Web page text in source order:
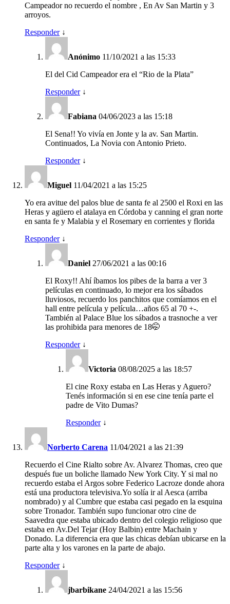
Campeador no recuerdo el nombre , En Av San Martin y 3
arroyos.
Responder ↓
Anónimo 11/10/2021 a las 15:33
El del Cid Campeador era el “Rio de la Plata”
Responder ↓
Fabiana 04/06/2023 a las 15:18
El Sena!! Yo vivía en Jonte y la av. San Martin.
Continuados, La Novia con Antonio Prieto.
Responder ↓
Miguel 11/04/2021 a las 15:25
Yo era avitue del palos blue de santa fe al 2500 el Roxi en las
Heras y agüero el atalaya en Córdoba y canning el gran norte
en santa fe y Malabia y el Rosemary en corrientes y florida
Responder ↓
Daniel 27/06/2021 a las 00:16
El Roxy!! Ahí íbamos los pibes de la barra a ver 3
películas en continuado, lo mejor era los sábados
lluviosos, recuerdo los panchitos que comíamos en el
hall entre película y película…años 65 al 70 +-.
También al Palace Blue los sábados a trasnoche a ver
las prohibida para menores de 18🤭
Responder ↓
Victoria 08/08/2025 a las 18:57
El cine Roxy estaba en Las Heras y Aguero?
Tenés información si en ese cine tenía parte el
padre de Vito Dumas?
Responder ↓
Norberto Carena 11/04/2021 a las 21:39
Recuerdo el Cine Rialto sobre Av. Alvarez Thomas, creo que
después fue un boliche llamado New York City. Y si mal no
recuerdo estaba el Argos sobre Federico Lacroze donde ahora
está una productora televisiva.Yo solía ir al Aesca (arriba
nombrado) y al Cumbre que estaba casi pegado en la esquina
sobre Tronador. También supo funcionar otro cine de
Saavedra que estaba ubicado dentro del colegio religioso que
estaba en Av.Del Tejar (Hoy Balbin) entre Machain y
Donado. La diferencia era que las chicas debían ubicarse en la
parte alta y los varones en la parte de abajo.
Responder ↓
jbarbikane 24/04/2021 a las 15:56